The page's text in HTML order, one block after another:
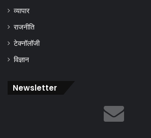
व्यापार
राजनीति
टेक्नॉलॉजी
विज्ञान
Newsletter